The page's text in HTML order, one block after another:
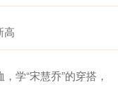
高
学“宋慧乔”的穿搭，